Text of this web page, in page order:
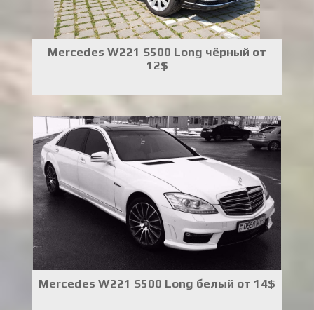
Mercedes W221 S500 Long чёрный от
12$
Mercedes W221 S500 Long белый от 14$